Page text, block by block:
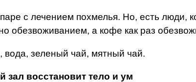
с лечением похмелья. Но, есть люди,
обезвоживанием, а кофе как раз
вода, зеленый чай, мятный чай.
восстановит тело и ум